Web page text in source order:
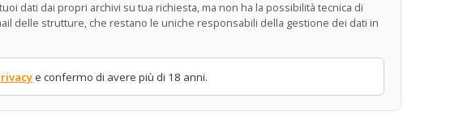
dati dai propri archivi su tua richiesta, ma non ha la possibilità tecnica di
delle strutture, che restano le uniche responsabili della gestione dei dati in
e confermo di avere più di 18 anni.